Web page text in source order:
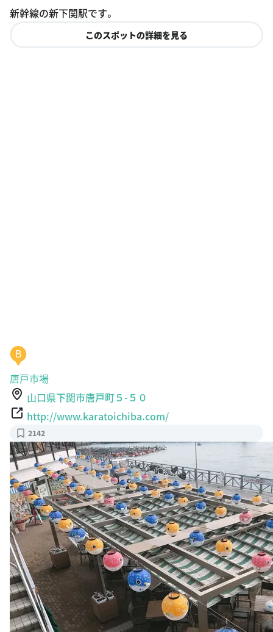
新幹線の新下関駅です。
このスポットの詳細を見る
B
唐戸市場
山口県下関市唐戸町５-５０
http://www.karatoichiba.com/
2142